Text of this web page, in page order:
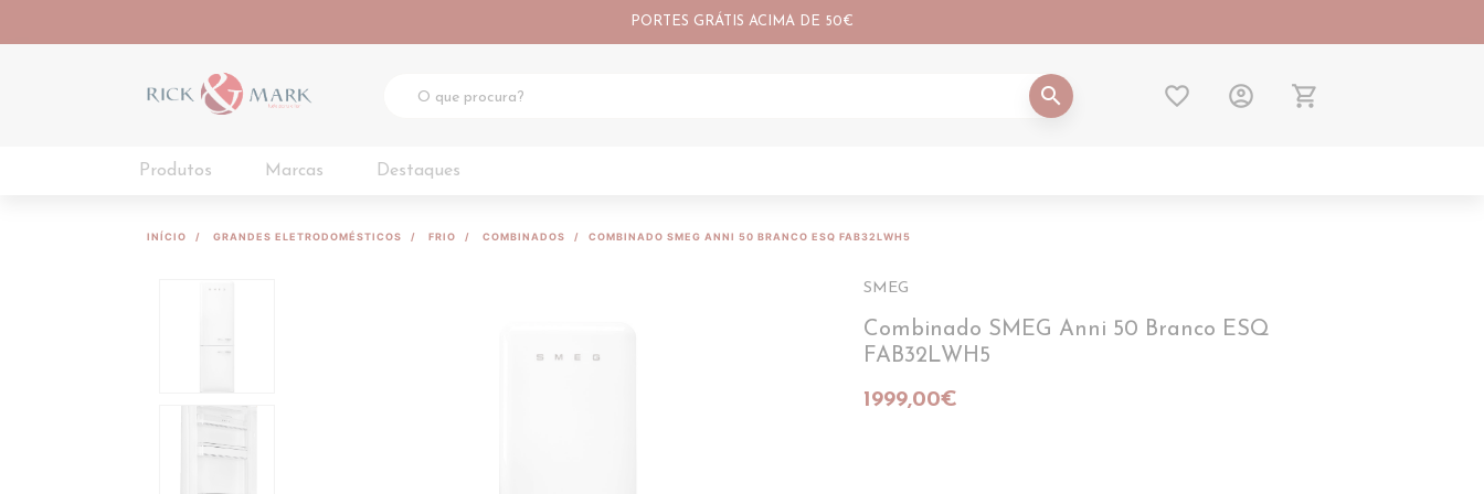
PORTES GRÁTIS ACIMA DE 50€
search favorite_border account_circle shopping_cart
Produtos Marcas Destaques
INÍCIO GRANDES ELETRODOMÉSTICOS FRIO COMBINADOS COMBINADO SMEG ANNI 50 BRANCO ESQ FAB32LWH5
SMEG
Combinado SMEG Anni 50 Branco ESQ
FAB32LWH5
1999,00€